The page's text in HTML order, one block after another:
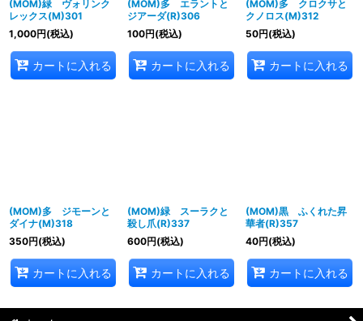
(MOM)緑 ヴォリンク
レックス(M)301
1,000円(税込)
カートに入れる
(MOM)多 エラントと
ジアーダ(R)306
100円(税込)
カートに入れる
(MOM)多 クロクサと
クノロス(M)312
50円(税込)
カートに入れる
(MOM)多 ジモーンと
ダイナ(M)318
350円(税込)
カートに入れる
(MOM)緑 スーラクと
殺し爪(R)337
600円(税込)
カートに入れる
(MOM)黒 ふくれた昇
華者(R)357
40円(税込)
カートに入れる